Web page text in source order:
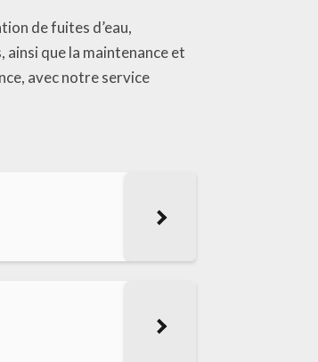
de fuites d’eau,
que la maintenance et
avec notre service